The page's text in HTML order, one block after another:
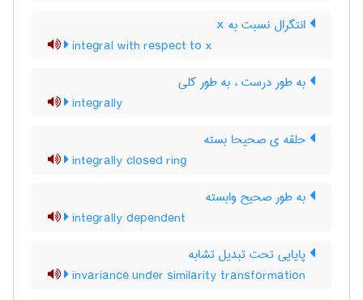
انتگرال نسبت به x
integral with respect to x
به طور درست ، به طور کلی
integrally
حلقه ی صحیحا بسته
integrally closed ring
به طور صحیح وابسته
integrally dependent
پایایی تحت تبدیل تشابه
invariance under similarity transformation